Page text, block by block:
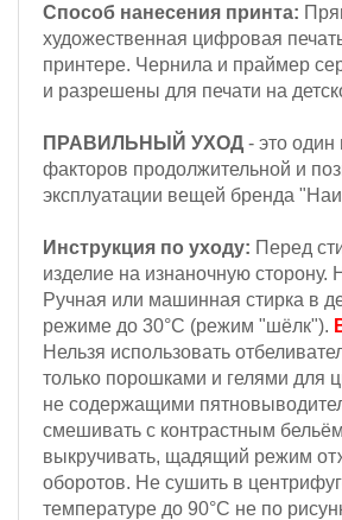
Способ нанесения принта:
художественная цифровая
принтере. Чернила и праймер
и разрешены для печати на
ПРАВИЛЬНЫЙ УХОД - это один
факторов продолжительной и
эксплуатации вещей бренда
Инструкция по уходу: Перед
изделие на изнаночную сторону.
Ручная или машинная стирка в
режиме до 30°С (режим "шёлк").
Нельзя использовать
только порошками и гелями для
не содержащими
смешивать с контрастным
выкручивать, щадящий режим
оборотов. Не сушить в
температуре до 90°С не по